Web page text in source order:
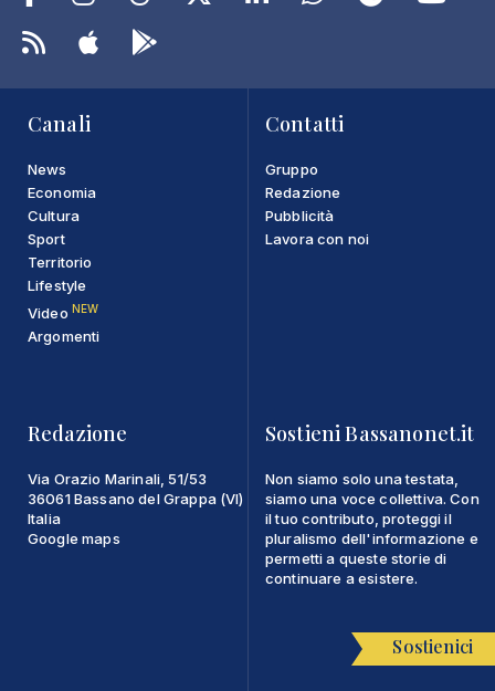
Canali
News
Economia
Cultura
Sport
Territorio
Lifestyle
Video NEW
Argomenti
Contatti
Gruppo
Redazione
Pubblicità
Lavora con noi
Redazione
Via Orazio Marinali, 51/53
36061 Bassano del Grappa (VI)
Italia
Google maps
Sostieni Bassanonet.it
Non siamo solo una testata,
siamo una voce collettiva. Con
il tuo contributo, proteggi il
pluralismo dell'informazione e
permetti a queste storie di
continuare a esistere.
Sostienici